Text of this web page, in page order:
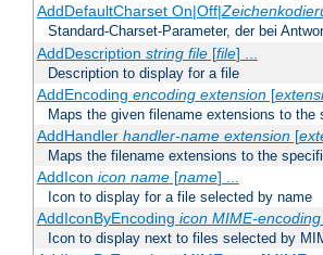
AddDefaultCharset On|Off|
Standard-Charset-Parameter, der bei
AddDescription string file[file] ...
Description to display for a file
AddEncoding encoding extension[
Maps the given filename extensions to the
AddHandler handler-name extension[
Maps the filename extensions to the
AddIcon icon name[name] ...
Icon to display for a file selected by name
AddIconByEncoding icon MIME-encoding
Icon to display next to files selected by